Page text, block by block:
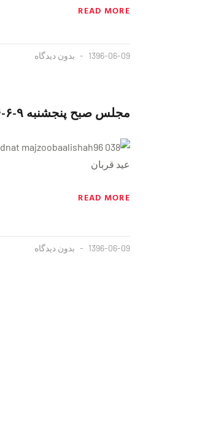
READ MORE
1396-06-09 بدون دیدگاه
مجلس صبح پنجشنبه ٩-۶-٩۶ -آقایان
عید قربان
READ MORE
1396-06-09 بدون دیدگاه